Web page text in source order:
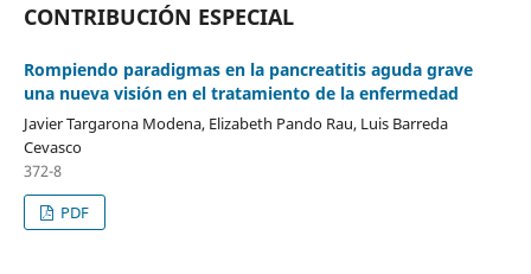
CONTRIBUCIÓN ESPECIAL
Rompiendo paradigmas en la pancreatitis aguda grave
una nueva visión en el tratamiento de la enfermedad
Javier Targarona Modena, Elizabeth Pando Rau, Luis Barreda
Cevasco
372-8
PDF